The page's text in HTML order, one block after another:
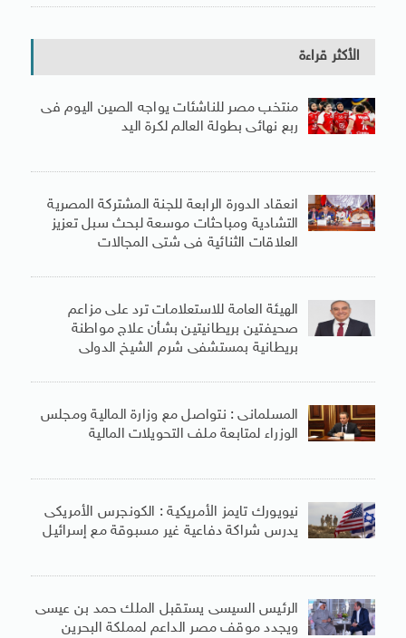
الأكثر قراءة
منتخب مصر للناشئات يواجه الصين اليوم فى
ربع نهائى بطولة العالم لكرة اليد
انعقاد الدورة الرابعة للجنة المشتركة المصرية
التشادية ومباحثات موسعة لبحث سبل تعزيز
العلاقات الثنائية فى شتى المجالات
الهيئة العامة للاستعلامات ترد على مزاعم
صحيفتين بريطانيتين بشأن علاج مواطنة
بريطانية بمستشفى شرم الشيخ الدولى
المسلمانى : نتواصل مع وزارة المالية ومجلس
الوزراء لمتابعة ملف التحويلات المالية
نيويورك تايمز الأمريكية : الكونجرس الأمريكى
يدرس شراكة دفاعية غير مسبوقة مع إسرائيل
الرئيس السيسى يستقبل الملك حمد بن عيسى
ويجدد موقف مصر الداعم لمملكة البحرين